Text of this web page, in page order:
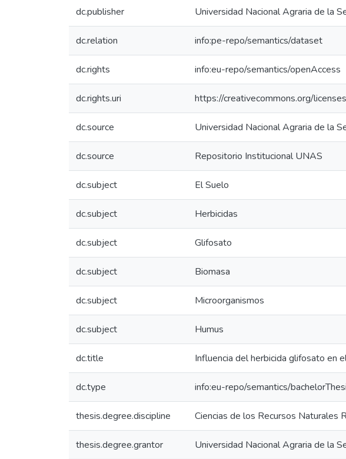
dc.publisher Universidad Nacional Agraria de la
dc.relation info:pe-repo/semantics/dataset
dc.rights info:eu-repo/semantics/openAccess
dc.rights.uri https://creativecommons.org/
dc.source Universidad Nacional Agraria de la
dc.source Repositorio Institucional UNAS
dc.subject El Suelo
dc.subject Herbicidas
dc.subject Glifosato
dc.subject Biomasa
dc.subject Microorganismos
dc.subject Humus
dc.title Influencia del herbicida glifosato en
dc.type info:eu-repo/semantics/
thesis.degree.discipline Ciencias de los Recursos Naturales
thesis.degree.grantor Universidad Nacional Agraria de la